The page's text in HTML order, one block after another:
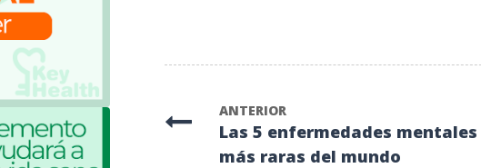
ANTERIOR
Las 5 enfermedades mentales
más raras del mundo